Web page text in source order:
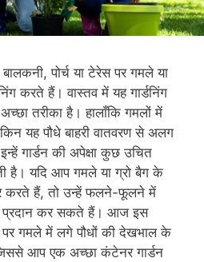
पोर्च या टेरेस पर गमले या
करते हैं। वास्तव में यह गार्डनिंग
तरीका है। हालाँकि गमलों में
यह पौधे बाहरी वातवरण से अलग
गार्डन की अपेक्षा कुछ उचित
है। यदि आप गमले या ग्रो बैग के
करते हैं, तो उन्हें फलने-फूलने में
प्रदान कर सकते हैं। आज इस
गमले में लगे पौधों की देखभाल के
आप एक अच्छा कंटेनर गार्डन